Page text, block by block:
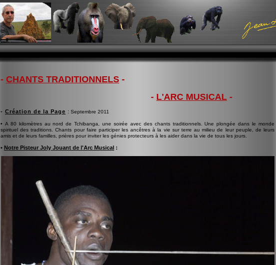
- CHANTS TRADITIONNELS -
- L'ARC MUSICAL -
- Création de la Page : Septembre 2011
• A 80 kilomètres au nord de Tchibanga, une soirée avec des chants traditionnels. Une plongée dans le monde
spirituel des traditions. Chants pour faire participer les ancêtres à la vie sur terre au milieu de leur peuple, de leurs
amis et de leurs familles, prières pour inviter les génies protecteurs à les aider dans la vie de tous les jours.
• Notre Pisteur Joly Jouant de l'Arc Musical :